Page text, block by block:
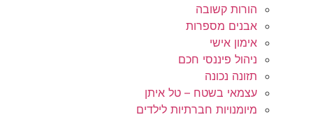
הורות קשובה
אבנים מספרות
אימון אישי
ניהול פיננסי חכם
תזונה נכונה
עצמאי בשטח – טל איתן
מיומנויות חברתיות לילדים